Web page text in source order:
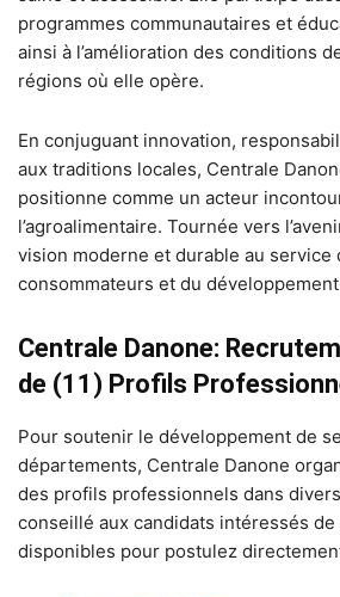
programmes communautaires et
ainsi à l’amélioration des conditions
régions où elle opère.
En conjuguant innovation,
aux traditions locales, Centrale
positionne comme un acteur
l’agroalimentaire. Tournée vers
vision moderne et durable au service
consommateurs et du
Centrale Danone:
de (11) Profils
Pour soutenir le développement de
départements, Centrale Danone
des profils professionnels dans
conseillé aux candidats intéressés
disponibles pour postulez